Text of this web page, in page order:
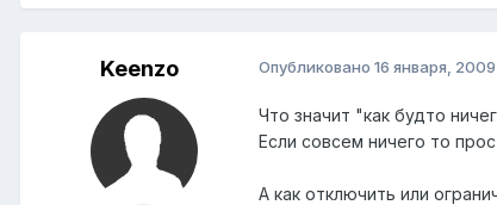
Keenzo Опубликовано 16 января, 2009
Что значит "как будто
Если совсем ничего то
А как отключить или